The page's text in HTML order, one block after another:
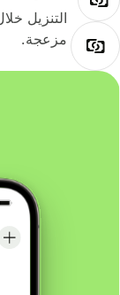
التنزيل
مزعجة.